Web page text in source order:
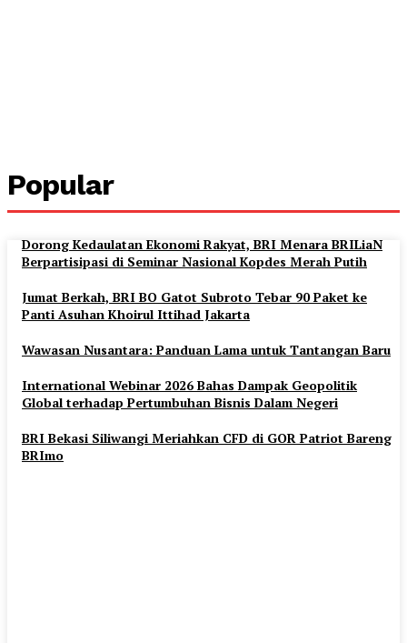
Popular
Dorong Kedaulatan Ekonomi Rakyat, BRI Menara BRILiaN
Berpartisipasi di Seminar Nasional Kopdes Merah Putih
Jumat Berkah, BRI BO Gatot Subroto Tebar 90 Paket ke
Panti Asuhan Khoirul Ittihad Jakarta
Wawasan Nusantara: Panduan Lama untuk Tantangan Baru
International Webinar 2026 Bahas Dampak Geopolitik
Global terhadap Pertumbuhan Bisnis Dalam Negeri
BRI Bekasi Siliwangi Meriahkan CFD di GOR Patriot Bareng
BRImo